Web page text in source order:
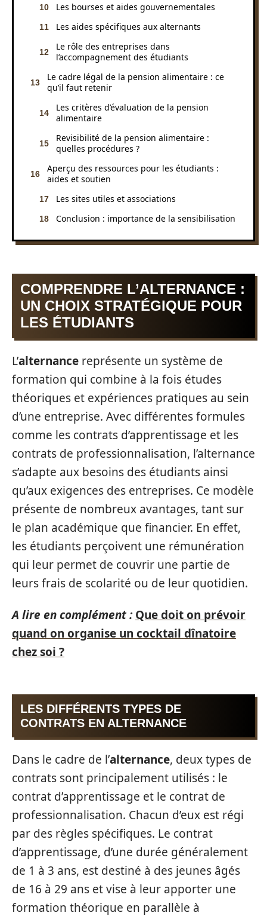
Les bourses et aides gouvernementales
Les aides spécifiques aux alternants
Le rôle des entreprises dans
l’accompagnement des étudiants
Le cadre légal de la pension alimentaire : ce
qu’il faut retenir
Les critères d’évaluation de la pension
alimentaire
Revisibilité de la pension alimentaire :
quelles procédures ?
Aperçu des ressources pour les étudiants :
aides et soutien
Les sites utiles et associations
Conclusion : importance de la sensibilisation
COMPRENDRE L’ALTERNANCE :
UN CHOIX STRATÉGIQUE POUR
LES ÉTUDIANTS
L’alternance représente un système de
formation qui combine à la fois études
théoriques et expériences pratiques au sein
d’une entreprise. Avec différentes formules
comme les contrats d’apprentissage et les
contrats de professionnalisation, l’alternance
s’adapte aux besoins des étudiants ainsi
qu’aux exigences des entreprises. Ce modèle
présente de nombreux avantages, tant sur
le plan académique que financier. En effet,
les étudiants perçoivent une rémunération
qui leur permet de couvrir une partie de
leurs frais de scolarité ou de leur quotidien.
A lire en complément : Que doit on prévoir
quand on organise un cocktail dînatoire
chez soi ?
LES DIFFÉRENTS TYPES DE
CONTRATS EN ALTERNANCE
Dans le cadre de l’alternance, deux types de
contrats sont principalement utilisés : le
contrat d’apprentissage et le contrat de
professionnalisation. Chacun d’eux est régi
par des règles spécifiques. Le contrat
d’apprentissage, d’une durée généralement
de 1 à 3 ans, est destiné à des jeunes âgés
de 16 à 29 ans et vise à leur apporter une
formation théorique en parallèle à